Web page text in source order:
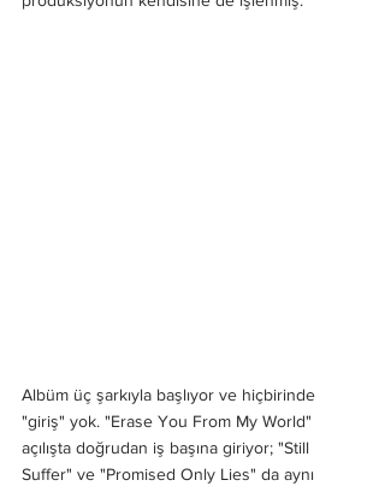
Albüm üç şarkıyla başlıyor ve hiçbirinde
"giriş" yok. "Erase You From My World"
açılışta doğrudan iş başına giriyor; "Still
Suffer" ve "Promised Only Lies" da aynı